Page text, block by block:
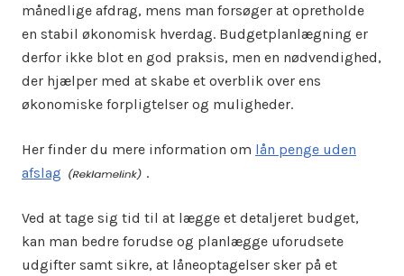
månedlige afdrag, mens man forsøger at opretholde
en stabil økonomisk hverdag. Budgetplanlægning er
derfor ikke blot en god praksis, men en nødvendighed,
der hjælper med at skabe et overblik over ens
økonomiske forpligtelser og muligheder.
Her finder du mere information om lån penge uden
afslag
.
Ved at tage sig tid til at lægge et detaljeret budget,
kan man bedre forudse og planlægge uforudsete
udgifter samt sikre, at låneoptagelser sker på et